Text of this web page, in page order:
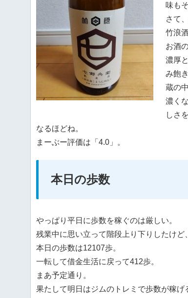
味も
さて
竹浪
お酒
濃厚
み飽
蔵の
濃く
しさ
なるほどね。
まーぶー評価は「4.0」。
本日の歩数
やっぱり平日に歩数を稼ぐのは厳しい。
残業中に思い立って階段上り下りしたけど
本日の歩数は12107歩。
一転して借金生活に戻って412歩。
まあ予定通り。
果たして明日はジムのトレミで歩数が稼げ